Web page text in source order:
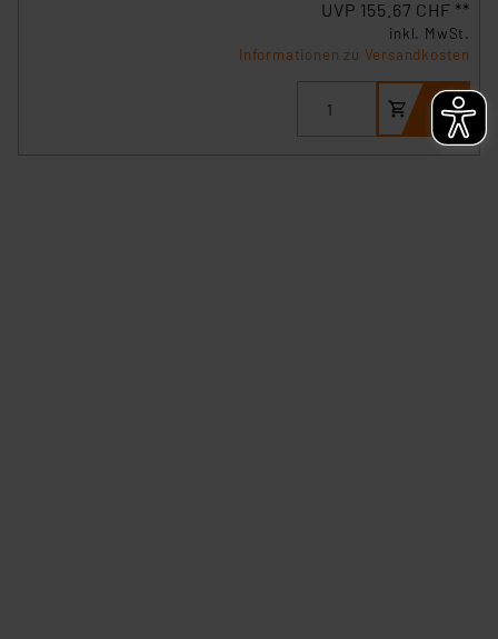
personenbezogene Daten in
Überwachungsprogrammen verarbeiten, ohne dass
hiergegen Klagemöglichkeiten für Europäer bestehen.
Unsere Kooperation mit diesen Dienstleistern stützt
UVP 155.67 CHF **
inkl. MwSt.
Informationen zu Versandkosten